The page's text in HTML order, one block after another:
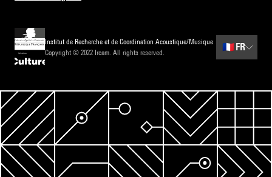
Institut de Recherche et de Coordination Acoustique/Musique
Copyright © 2022 Ircam. All rights reserved.
🇫🇷 FR